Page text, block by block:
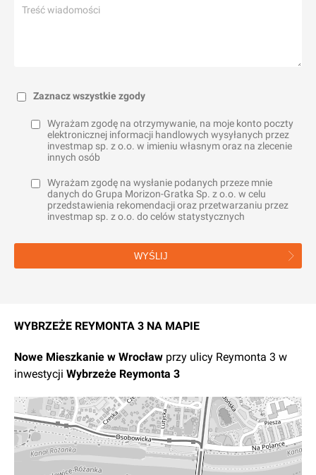
Zaznacz wszystkie zgody
Wyrażam zgodę na otrzymywanie, na moje konto poczty
elektronicznej informacji handlowych wysyłanych przez
investmap sp. z o.o. w imieniu własnym oraz na zlecenie
innych osób
Wyrażam zgodę na wysłanie podanych przeze mnie
danych do Grupa Morizon-Gratka Sp. z o.o. w celu
przedstawienia rekomendacji oraz przetwarzaniu przez
investmap sp. z o.o. do celów statystycznych
WYŚLIJ
WYBRZEŻE REYMONTA 3 NA MAPIE
Nowe Mieszkanie w Wrocław przy ulicy Reymonta 3 w
inwestycji Wybrzeże Reymonta 3